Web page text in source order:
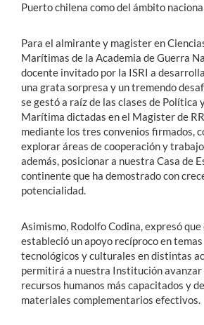
Puerto chilena como del ámbito
Para el almirante y magister en
Marítimas de la Academia de Guerra
docente invitado por la ISRI a
una grata sorpresa y un tremendo
se gestó a raíz de las clases de Política
Marítima dictadas en el Magister de
mediante los tres convenios firmados,
explorar áreas de cooperación y
además, posicionar a nuestra Casa de
continente que ha demostrado con
potencialidad.
Asimismo, Rodolfo Codina, expresó
estableció un apoyo recíproco en
tecnológicos y culturales en distintas
permitirá a nuestra Institución avanzar
recursos humanos más capacitados y
materiales complementarios efectivos.